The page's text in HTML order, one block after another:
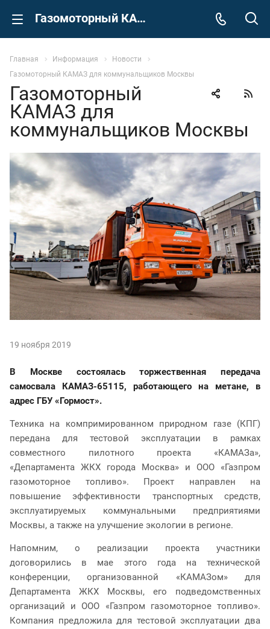
Газомоторный КАМАЗ для коммунальщиков Москвы
Главная Информация
Новости
Газомоторный КАМАЗ для коммунальщиков Москвы
Газомоторный
КАМАЗ для
коммунальщиков Москвы
19 ноября 2019
В Москве состоялась торжественная передача
самосвала КАМАЗ-65115, работающего на метане, в
адрес ГБУ «Гормост».
Техника на компримированном природном газе (КПГ)
передана для тестовой эксплуатации в рамках
совместного пилотного проекта «КАМАЗа»,
«Департамента ЖКХ города Москва» и ООО «Газпром
газомоторное топливо». Проект направлен на
повышение эффективности транспортных средств,
эксплуатируемых коммунальными предприятиями
Москвы, а также на улучшение экологии в регионе.
Напомним, о реализации проекта участники
договорились в мае этого года на технической
конференции, организованной «КАМАЗом» для
Департамента ЖКХ Москвы, его подведомственных
организаций и ООО «Газпром газомоторное топливо».
Компания предложила для тестовой эксплуатации два